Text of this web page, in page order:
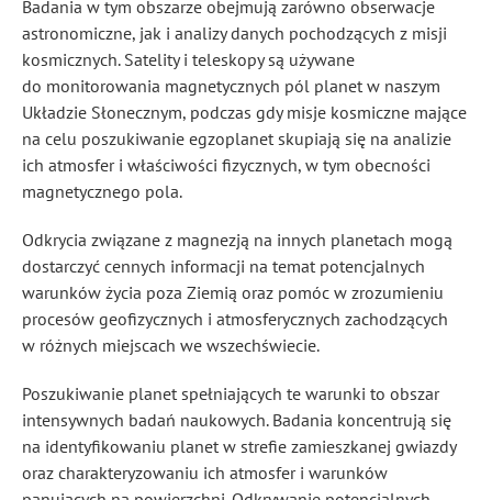
Badania w tym obszarze obejmują zarówno obserwacje
astronomiczne, jak i analizy danych pochodzących z misji
kosmicznych. Satelity i teleskopy są używane
do monitorowania magnetycznych pól planet w naszym
Układzie Słonecznym, podczas gdy misje kosmiczne mające
na celu poszukiwanie egzoplanet skupiają się na analizie
ich atmosfer i właściwości fizycznych, w tym obecności
magnetycznego pola.
Odkrycia związane z magnezją na innych planetach mogą
dostarczyć cennych informacji na temat potencjalnych
warunków życia poza Ziemią oraz pomóc w zrozumieniu
procesów geofizycznych i atmosferycznych zachodzących
w różnych miejscach we wszechświecie.
Poszukiwanie planet spełniających te warunki to obszar
intensywnych badań naukowych. Badania koncentrują się
na identyfikowaniu planet w strefie zamieszkanej gwiazdy
oraz charakteryzowaniu ich atmosfer i warunków